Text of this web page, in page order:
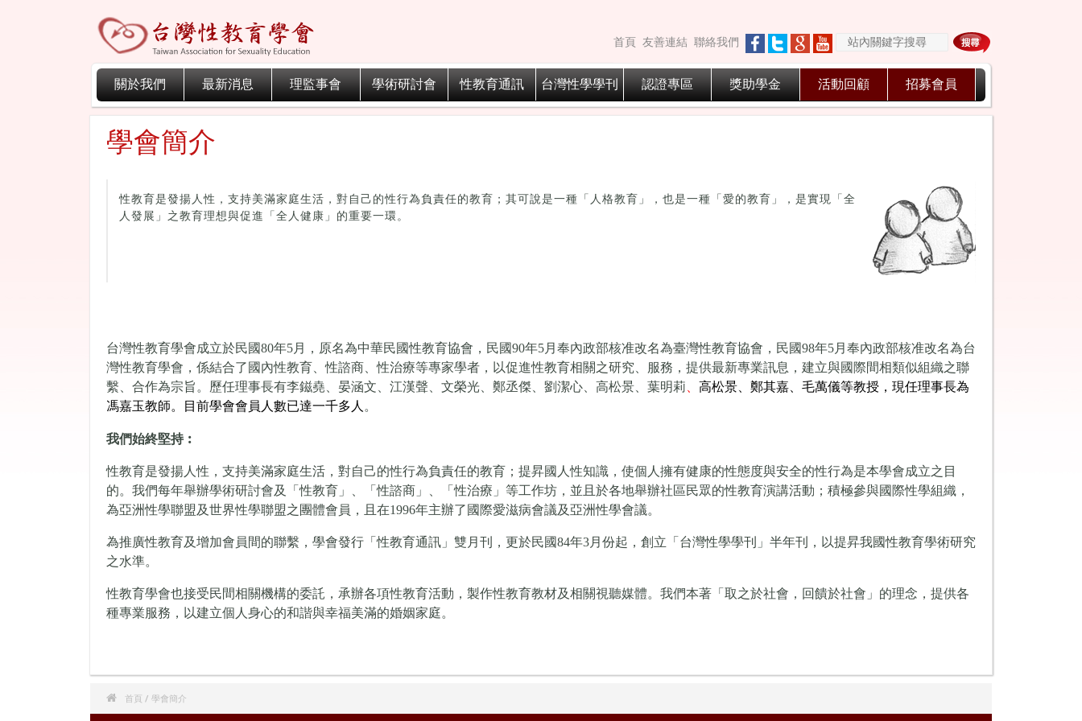
首頁 友善連結 聯絡我們
關於我們 最新消息 理監事會 學術研討會 性教育通訊 台灣性學學刊 認證專區 獎助學金 活動回顧 招募會員
學會簡介
性教育是發揚人性，支持美滿家庭生活，對自己的性行為負責任的教育；其可說是一種「人格教育」，也是一種「愛的教育」，是實現「全
人發展」之教育理想與促進「全人健康」的重要一環。
台灣性教育學會成立於民國80年5月， 原名為中華民國性教育協會， 民國90年5月奉內政部核准改名為臺灣性教育協會， 民國98年5月奉內政部核准改名為台
灣性教育學會， 係結合了國內性教育、性諮商、性治療等專家學者， 以促進性教育相關之研究、服務，提供最新專業訊息， 建立與國際間相類似組織之聯
繫、合作為宗旨。 歷任理事長有李鎡堯、晏涵文、江漢聲、文榮光、鄭丞傑、劉潔心、 高松景、葉明莉 高松景、鄭其嘉、毛萬儀等教授，現任理事長為
馮嘉玉教師。目前學會會員人數已達一千多人 。
我們始終堅持︰
性教育是發揚人性，支持美滿家庭生活，對自己的性行為負責任的教育；提昇國人性知識，使個人擁有健康的性態度與安全的性行為是本學會成立之目
的。我們每年舉辦學術研討會及「性教育」、「性諮商」、「性治療」等工作坊，並且於各地舉辦社區民眾的性教育演講活動；積極參與國際性學組織，
為亞洲性學聯盟及世界性學聯盟之團體會員，且在1996年主辦了國際愛滋病會議及亞洲性學會議。
為推廣性教育及增加會員間的聯繫，學會發行「性教育通訊」雙月刊，更於民國84年3月份起，創立「台灣性學學刊」半年刊，以提昇我國性教育學術研究
之水準。
性教育學會也接受民間相關機構的委託，承辦各項性教育活動，製作性教育教材及相關視聽媒體。我們本著「取之於社會，回饋於社會」的理念，提供各
種專業服務，以建立個人身心的和諧與幸福美滿的婚姻家庭。
 首頁 / 學會簡介